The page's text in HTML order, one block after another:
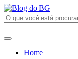
Home